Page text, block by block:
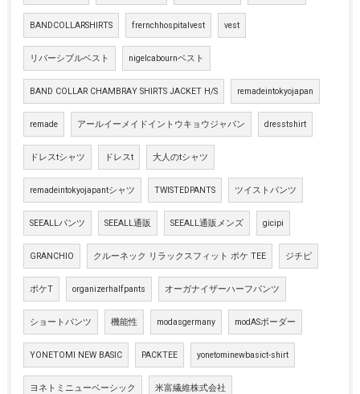
BANDCOLLARSHIRTS frernchhospitalvest vest
リバーシブルベスト nigelcabournベスト
BAND COLLAR CHAMBRAY SHIRTS JACKET H/S remadeintokyojapan
remade アールイーメイドイントウキョウジャパン dresstshirt
ドレスtシャツ ドレスt 大人のtシャツ
remadeintokyojapantシャツ TWISTEDPANTS ツイストパンツ
SEEALLパンツ SEEALL通販 SEEALL通販メンズ gicipi
GRANCHIO クルーネック リラックスフィット ポケ TEE ジチピ
ポケT organizerhalfpants オーガナイザーハーフパンツ
ショートパンツ 機能性 modasgermany modASボーダー
YONETOMI NEW BASIC PACKTEE yonetominewbasict-shirt
ヨネトミニューベーシック 米富繊維株式会社